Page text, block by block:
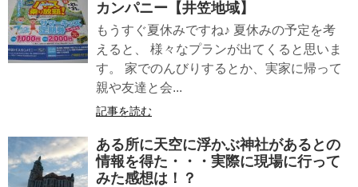
カンパニー【井笠地域】
もうすぐ夏休みですね♪ 夏休みの予定を考
えると、 様々なプランが出てくると思いま
す。 家でのんびりするとか、実家に帰って
親や友達と会...
記事を読む
ある所に天空に浮かぶ神社があるとの
情報を得た・・・実際に現場に行って
みた感想は！？